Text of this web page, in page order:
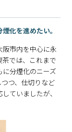
化を進めたい。
市内を中心に永
では、これまで
分煙化のニーズ
つ、仕切りなど
ていましたが、